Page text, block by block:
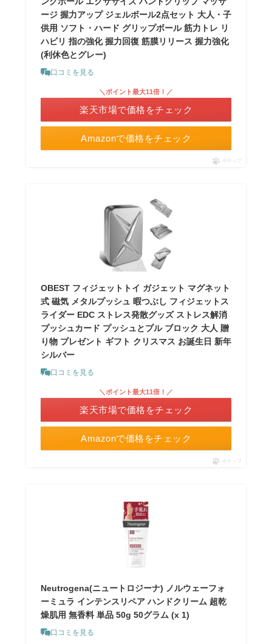
ージ 握力アップ ジェルボール2点セット 大人・子
供用 ソフト・ハード グリップボール 筋力トレ リ
ハビリ 指の強化 握力回復 筋膜リリース 握力強化
(利休色とグレー)
口コミを見る
Amazonで価格をチェック
＼ポイント最大11倍！／
楽天市場で価格をチェック
ポチップ
OBEST フィジェットトイ ガジェット マグネット
式 磁気 メタルプッシュ 暇つぶし フィジェットス
ライダー EDC ストレス発散グッズ ストレス解消
プッシュカード プッシュとプル ブロック 大人 贈
り物 プレゼント ギフト クリスマス お誕生日 新年
シルバー
口コミを見る
Amazonで価格をチェック
＼ポイント最大11倍！／
楽天市場で価格をチェック
ポチップ
Neutrogena(ニュートロジーナ) ノルウェーフォ
ーミュラ インテンスリペア ハンドクリーム 超乾
燥肌用 無香料 単品 50g 50グラム (x 1)
口コミを見る